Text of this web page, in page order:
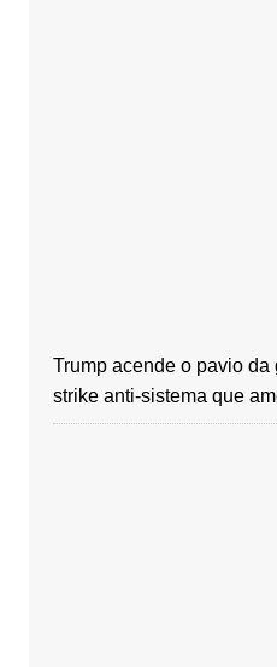
Trump acende o pavio da
strike anti-sistema que